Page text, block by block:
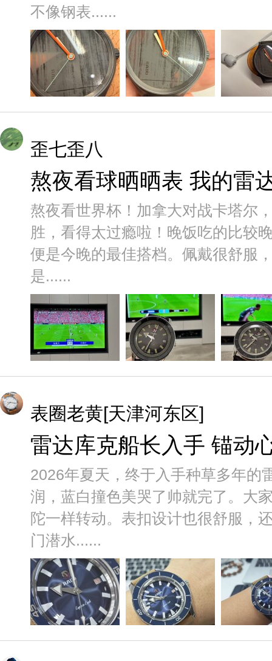
不像钢表......
歪七歪八
熬夜看球晒晒表 我的雷
熬夜看世界杯！加拿大对战卡塔尔
胜，看得太过瘾啦！晚饭吃的比较
便是今晚的最佳搭档。佩戴很舒服
是......
表圈老黄[天津河东区]
雷达库克船长入手 锚动
2026年夏天，终于入手种草多年的
润，蓝白撞色美哭了帅就完了。大
陀一样转动。表扣设计也很舒服，
门潜水......